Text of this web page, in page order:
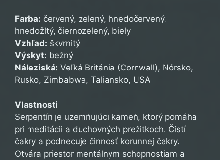
Farba: červený, zelený, hnedočervený,
hnedožltý, čiernozelený, biely
Vzhľad: škvrnitý
Výskyt: bežný
Náleziská: Veľká Británia (Cornwall), Nórsko,
Rusko, Zimbabwe, Taliansko, USA
Vlastnosti
Serpentín je uzemňujúci kameň, ktorý pomáha
pri meditácii a duchovných prežitkoch. Čistí
čakry a podnecuje činnosť korunnej čakry.
Otvára priestor mentálnym schopnostiam a